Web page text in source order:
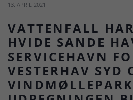
13. APRIL 2021
VATTENFALL
HVIDE SANDE
SERVICEHAVN
VESTERHAV SYD